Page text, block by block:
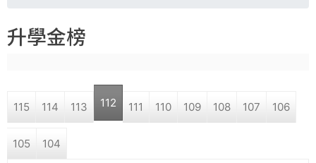
高
學
o
a
r
升學金榜
115 114 113 112 111 110 109 108 107 106
105 104